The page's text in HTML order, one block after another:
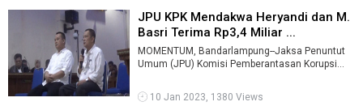
JPU KPK Mendakwa Heryandi dan M.
Basri Terima Rp3,4 Miliar ...
MOMENTUM, Bandarlampung--Jaksa Penuntut
Umum (JPU) Komisi Pemberantasan Korupsi
menerima ...
10 Jan 2023, 1380 Views